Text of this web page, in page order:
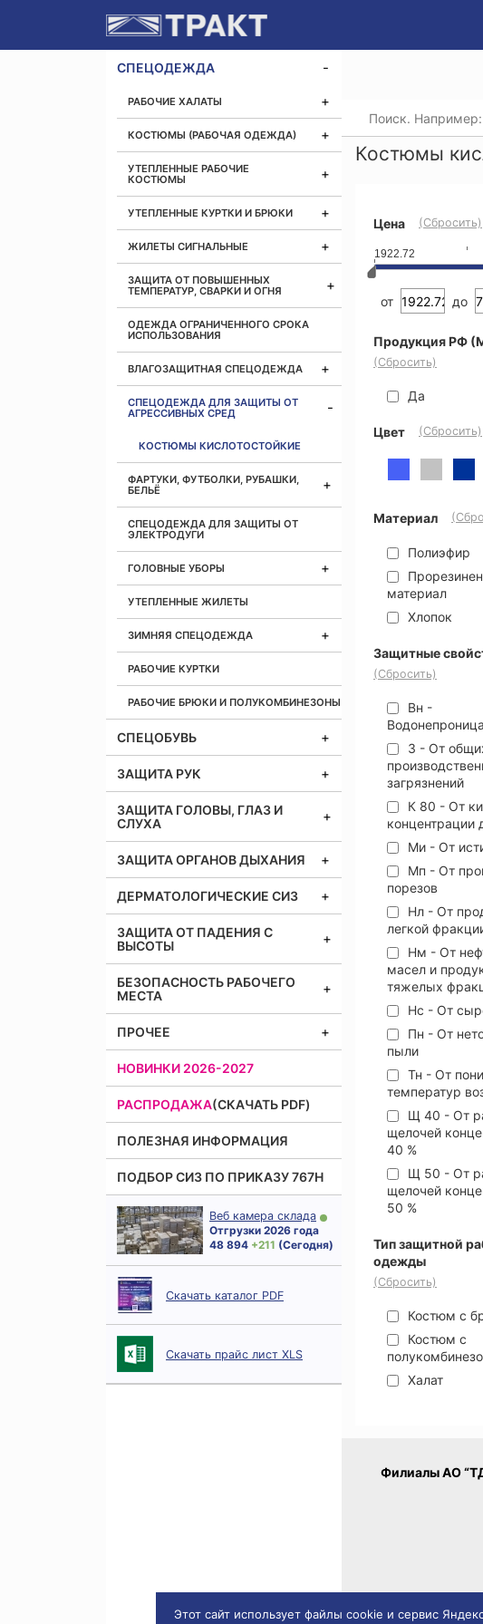
Этот сайт использует файлы cookie и сервис
СПЕЦОДЕЖДА
РАБОЧИЕ ХАЛАТЫ
КОСТЮМЫ (РАБОЧАЯ ОДЕЖДА)
УТЕПЛЕННЫЕ РАБОЧИЕ
КОСТЮМЫ
УТЕПЛЕННЫЕ КУРТКИ И БРЮКИ
ЖИЛЕТЫ СИГНАЛЬНЫЕ
ЗАЩИТА ОТ ПОВЫШЕННЫХ
ТЕМПЕРАТУР, СВАРКИ И ОГНЯ
ОДЕЖДА ОГРАНИЧЕННОГО СРОКА
ИСПОЛЬЗОВАНИЯ
ВЛАГОЗАЩИТНАЯ СПЕЦОДЕЖДА
СПЕЦОДЕЖДА ДЛЯ ЗАЩИТЫ ОТ
АГРЕССИВНЫХ СРЕД
КОСТЮМЫ КИСЛОТОСТОЙКИЕ
ФАРТУКИ, ФУТБОЛКИ, РУБАШКИ,
БЕЛЬЁ
СПЕЦОДЕЖДА ДЛЯ ЗАЩИТЫ ОТ
ЭЛЕКТРОДУГИ
ГОЛОВНЫЕ УБОРЫ
УТЕПЛЕННЫЕ ЖИЛЕТЫ
ЗИМНЯЯ СПЕЦОДЕЖДА
РАБОЧИЕ КУРТКИ
РАБОЧИЕ БРЮКИ И ПОЛУКОМБИНЕЗОНЫ
СПЕЦОБУВЬ
ЗАЩИТА РУК
ЗАЩИТА ГОЛОВЫ, ГЛАЗ И
СЛУХА
ЗАЩИТА ОРГАНОВ ДЫХАНИЯ
ДЕРМАТОЛОГИЧЕСКИЕ СИЗ
ЗАЩИТА ОТ ПАДЕНИЯ С
ВЫСОТЫ
БЕЗОПАСНОСТЬ РАБОЧЕГО
МЕСТА
ПРОЧЕЕ
НОВИНКИ 2026-2027
РАСПРОДАЖА(СКАЧАТЬ PDF)
ПОЛЕЗНАЯ ИНФОРМАЦИЯ
ПОДБОР СИЗ ПО ПРИКАЗУ 767Н
Веб камера склада
Отгрузки 2026 года
48 894 + 211 (Сегодня)
Скачать каталог PDF
Скачать прайс лист XLS
Костюмы
Цена (Сбросить)
1922.72
от до
Продукция РФ
(Сбросить)
Да
Цвет (Сбросить)
Материал
Полиэфир
материал
Хлопок
Защитные
(Сбросить)
Вн -
З - От
загрязнений
К 80 - От
концентрации
Ми - От
Мп - От
порезов
Нл - От
легкой
Нм - От
масел и
тяжелых
Нс - От
Пн - От
пыли
Тн - От
температур
Щ 40 - От
щелочей
40 %
Щ 50 - От
щелочей
50 %
Тип защитной
одежды
(Сбросить)
Костюм с
Костюм с
Халат
Филиалы АО